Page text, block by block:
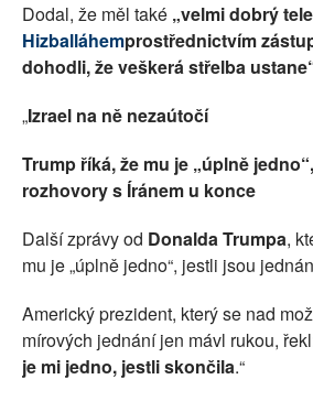
Dodal, že měl také „velmi dobrý
Hizballáhemprostřednictvím
dohodli, že veškerá střelba
„Izrael na ně nezaútočí
Trump říká, že mu je „úplně
rozhovory s Íránem u konce
Další zprávy od Donalda Trumpa,
mu je „úplně jedno“, jestli jsou
Americký prezident, který se nad
mírových jednání jen mávl rukou,
je mi jedno, jestli skončila.“